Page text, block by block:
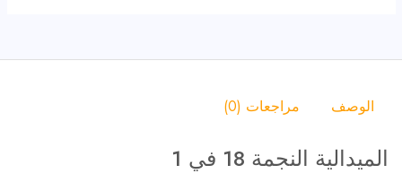
الوصف مراجعات (0)
الميدالية النجمة 18 في 1